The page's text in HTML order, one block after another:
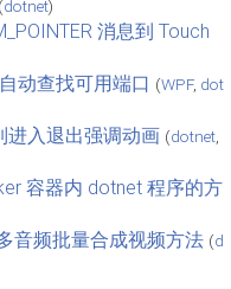
(dotnet)
消息到 Touch
动查找可用端口 (WPF, dot
进入退出强调动画 (dotnet
容器内 dotnet 程序的方
音频批量合成视频方法 (d